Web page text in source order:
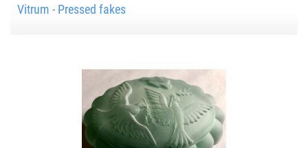
Vitrum - Pressed fakes